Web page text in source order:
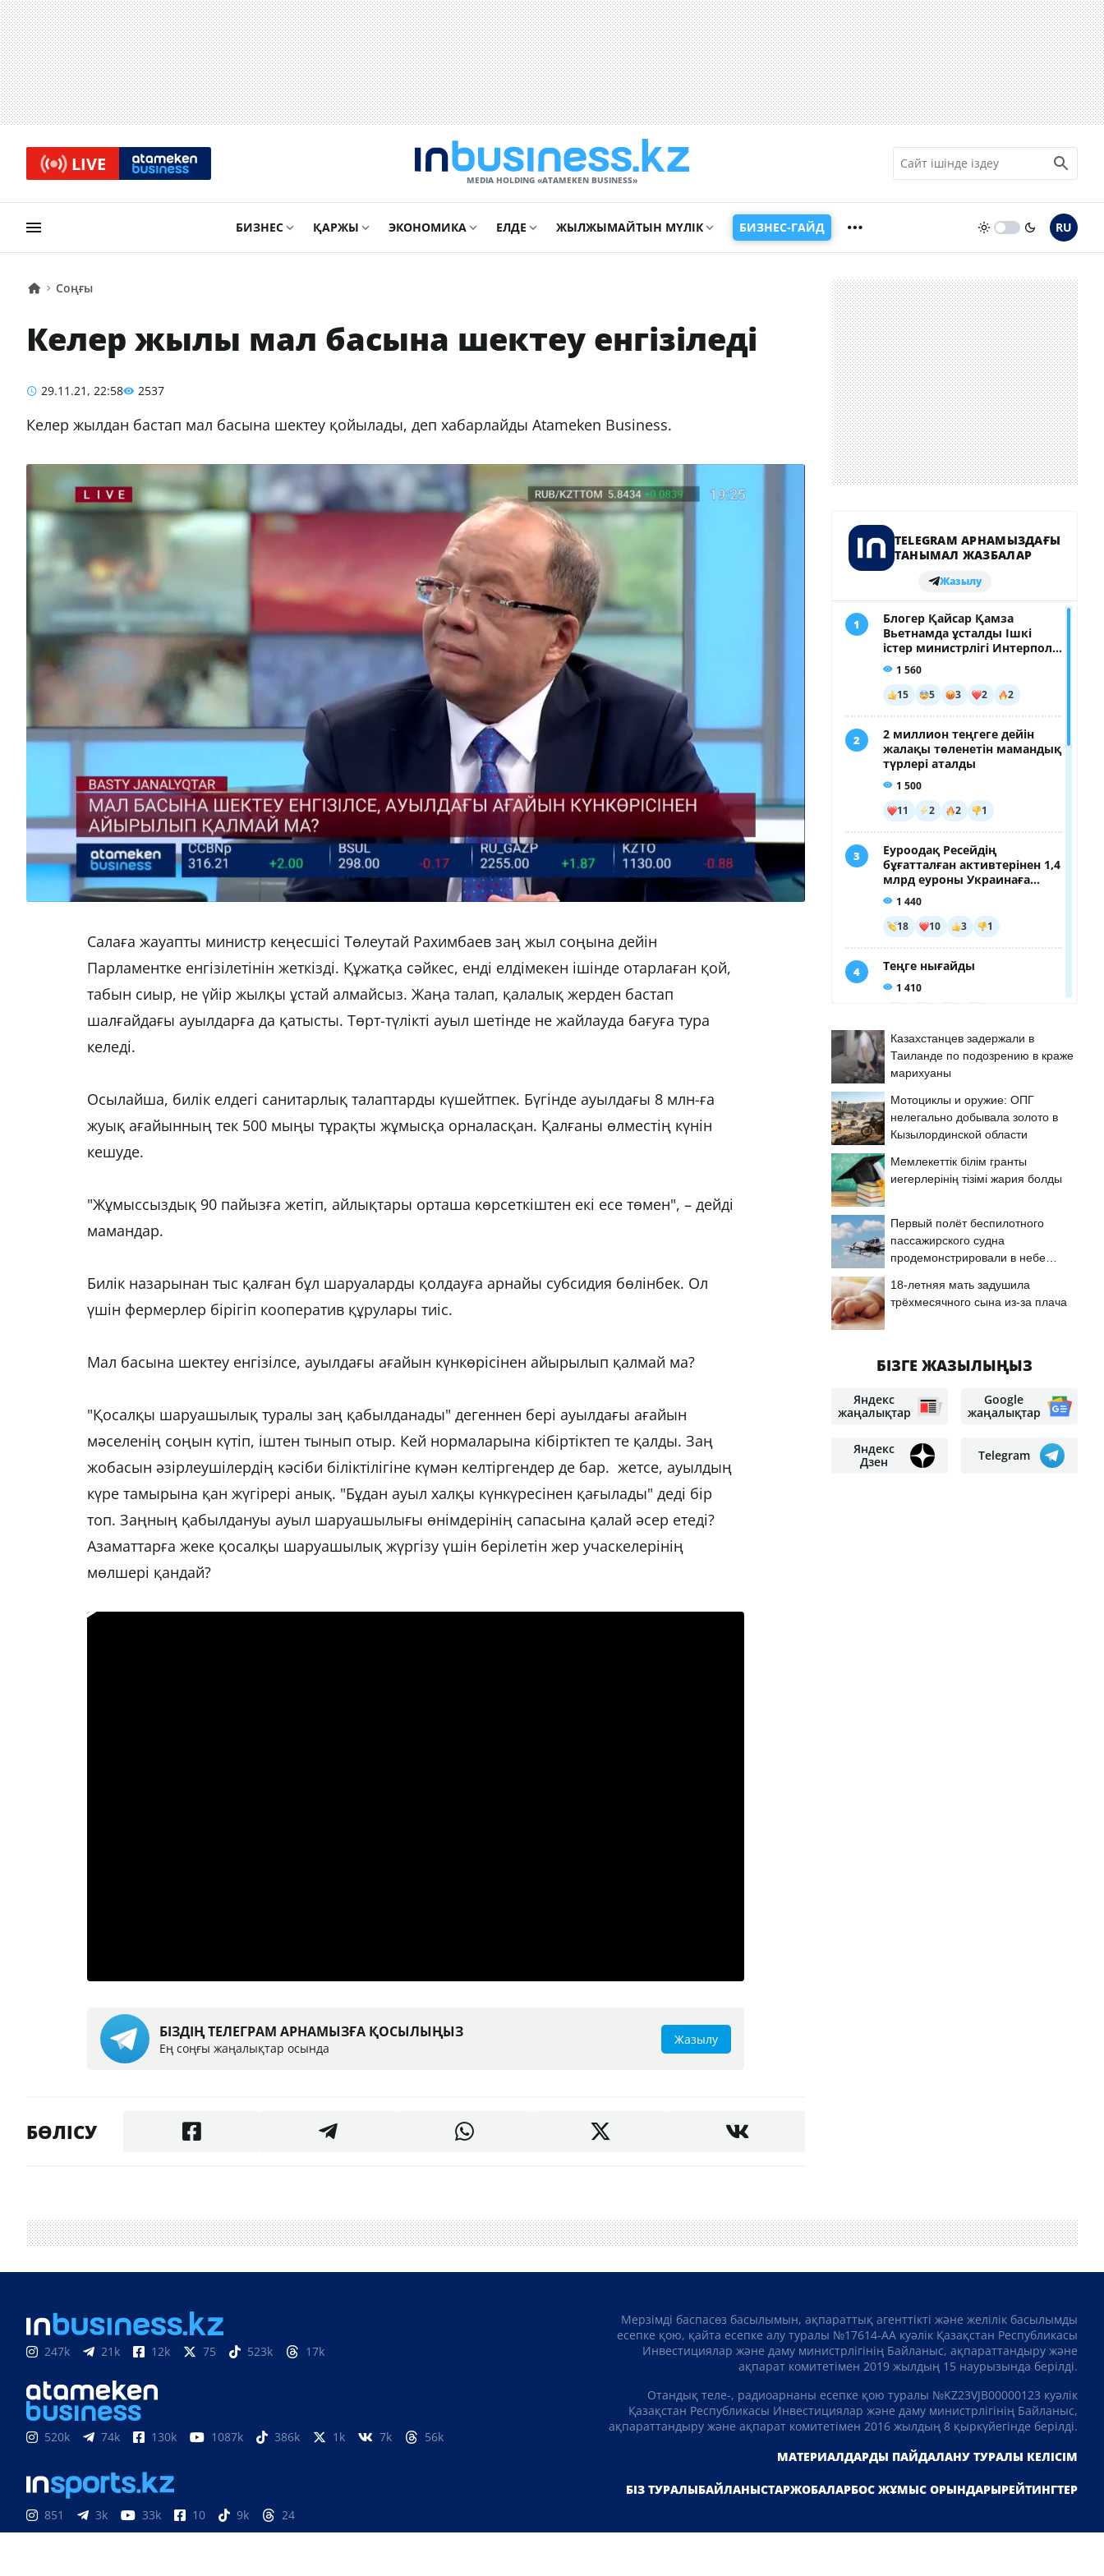
LIVE
MEDIA HOLDING «ATAMEKЕN BUSINESS»
БИЗНЕС ҚАРЖЫ ЭКОНОМИКА ЕЛДЕ ЖЫЛЖЫМАЙТЫН МҮЛІК БИЗНЕС-ГАЙД RU
Соңғы
Келер жылы мал басына шектеу енгізіледі
29.11.21, 22:58 2537
Келер жылдан бастап мал басына шектеу қойылады, деп хабарлайды Atameken Business.
Салаға жауапты министр кеңесшісі Төлеутай Рахимбаев заң жыл соңына дейін
Парламентке енгізілетінін жеткізді. Құжатқа сәйкес, енді елдімекен ішінде отарлаған қой,
табын сиыр, не үйір жылқы ұстай алмайсыз. Жаңа талап, қалалық жерден бастап
шалғайдағы ауылдарға да қатысты. Төрт-түлікті ауыл шетінде не жайлауда бағуға тура
келеді.
Осылайша, билік елдегі санитарлық талаптарды күшейтпек. Бүгінде ауылдағы 8 млн-ға
жуық ағайынның тек 500 мыңы тұрақты жұмысқа орналасқан. Қалғаны өлместің күнін
кешуде.
"Жұмыссыздық 90 пайызға жетіп, айлықтары орташа көрсеткіштен екі есе төмен", – дейді
мамандар.
Билік назарынан тыс қалған бұл шаруаларды қолдауға арнайы субсидия бөлінбек. Ол
үшін фермерлер бірігіп кооператив құрулары тиіс.
Мал басына шектеу енгізілсе, ауылдағы ағайын күнкөрісінен айырылып қалмай ма?
"Қосалқы шаруашылық туралы заң қабылданады" дегеннен бері ауылдағы ағайын
мәселенің соңын күтіп, іштен тынып отыр. Кей нормаларына кібіртіктеп те қалды. Заң
жобасын әзірлеушілердің кәсіби біліктілігіне күмән келтіргендер де бар. жетсе, ауылдың
күре тамырына қан жүгірері анық. "Бұдан ауыл халқы күнкүресінен қағылады" деді бір
топ. Заңның қабылдануы ауыл шаруашылығы өнімдерінің сапасына қалай әсер етеді?
Азаматтарға жеке қосалқы шаруашылық жүргізу үшін берілетін жер учаскелерінің
мөлшері қандай?
БІЗДІҢ ТЕЛЕГРАМ АРНАМЫЗҒА ҚОСЫЛЫҢЫЗ
Ең соңғы жаңалықтар осында
Жазылу
БӨЛІСУ
Казахстанцев задержали в
Таиланде по подозрению в краже
марихуаны
Мотоциклы и оружие: ОПГ
нелегально добывала золото в
Кызылординской области
Мемлекеттік білім гранты
иегерлерінің тізімі жария болды
Первый полёт беспилотного
пассажирского судна
продемонстрировали в небе
18-летняя мать задушила
трёхмесячного сына из-за плача
БІЗГЕ ЖАЗЫЛЫҢЫЗ
Яндекс
жаңалықтар
Google
жаңалықтар
Яндекс
Дзен
Telegram
247k 21k 12k 75 523k 17k
520k 74k 130k 1087k 386k 1k 7k 56k
851 3k 33k 10 9k 24
Мерзімді баспасөз басылымын, ақпараттық агенттікті және желілік басылымды
есепке қою, қайта есепке алу туралы №17614-АА куәлік Қазақстан Республикасы
Инвестициялар және даму министрлігінің Байланыс, ақпараттандыру және
ақпарат комитетімен 2019 жылдың 15 наурызында берілді.
Отандық теле-, радиоарнаны есепке қою туралы №KZ23VJB00000123 куәлік
Қазақстан Республикасы Инвестициялар және даму министрлігінің Байланыс,
ақпараттандыру және ақпарат комитетімен 2016 жылдың 8 қыркүйегінде берілді.
МАТЕРИАЛДАРДЫ ПАЙДАЛАНУ ТУРАЛЫ КЕЛІСІМ
БІЗ ТУРАЛЫБАЙЛАНЫСТАРЖОБАЛАРБОС ЖҰМЫС ОРЫНДАРЫРЕЙТИНГТЕР